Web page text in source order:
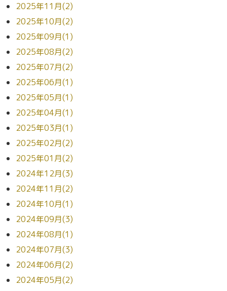
2025年11月(2)
2025年10月(2)
2025年09月(1)
2025年08月(2)
2025年07月(2)
2025年06月(1)
2025年05月(1)
2025年04月(1)
2025年03月(1)
2025年02月(2)
2025年01月(2)
2024年12月(3)
2024年11月(2)
2024年10月(1)
2024年09月(3)
2024年08月(1)
2024年07月(3)
2024年06月(2)
2024年05月(2)